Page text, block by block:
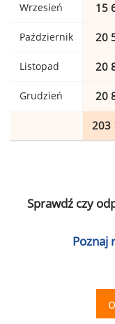
Wrzesień 15
Październik 20
Listopad 20
Grudzień 20
203
Sprawdź czy
Poznaj